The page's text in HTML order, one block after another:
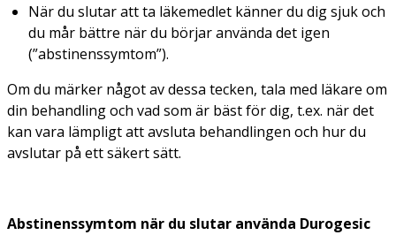
När du slutar att ta läkemedlet känner du dig sjuk och
du mår bättre när du börjar använda det igen
(”abstinenssymtom”).
Om du märker något av dessa tecken, tala med läkare om
din behandling och vad som är bäst för dig, t.ex. när det
kan vara lämpligt att avsluta behandlingen och hur du
avslutar på ett säkert sätt.
Abstinenssymtom när du slutar använda Durogesic